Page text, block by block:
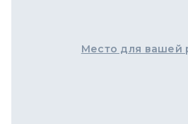
Место для вашей